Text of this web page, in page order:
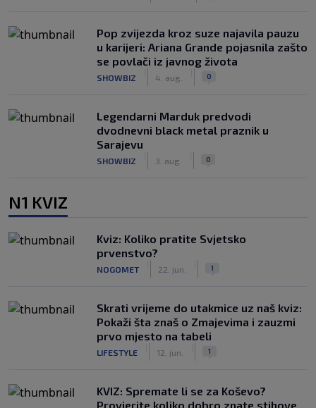
Pop zvijezda kroz suze najavila pauzu
u karijeri: Ariana Grande pojasnila zašto
se povlači iz javnog života
SHOWBIZ 4. aug. 0
Legendarni Marduk predvodi
dvodnevni black metal praznik u
Sarajevu
SHOWBIZ 3. aug. 0
N1 KVIZ
Kviz: Koliko pratite Svjetsko
prvenstvo?
NOGOMET 22. jun. 1
Skrati vrijeme do utakmice uz naš kviz:
Pokaži šta znaš o Zmajevima i zauzmi
prvo mjesto na tabeli
LIFESTYLE 12. jun. 1
KVIZ: Spremate li se za Koševo?
Provjerite koliko dobro znate stihove